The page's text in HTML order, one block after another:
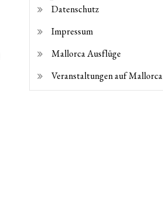
Datenschutz
Impressum
Mallorca Ausflüge
Veranstaltungen auf Mallorca